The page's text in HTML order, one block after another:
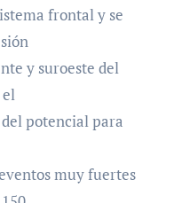
frontal y se
y suroeste del
potencial para
muy fuertes